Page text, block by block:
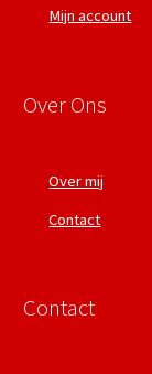
Mijn account
Over Ons
Over mij
Contact
Contact